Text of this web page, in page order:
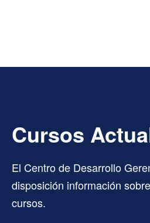
Cursos
El Centro de Desarrollo
disposición información
cursos.